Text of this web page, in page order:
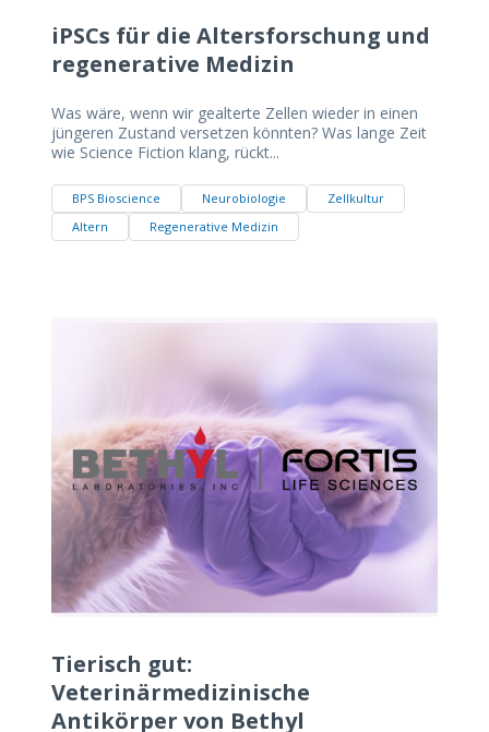
iPSCs für die Altersforschung und
regenerative Medizin
Was wäre, wenn wir gealterte Zellen wieder in einen
jüngeren Zustand versetzen könnten? Was lange Zeit
wie Science Fiction klang, rückt...
BPS Bioscience Neurobiologie
Zellkultur
Altern
Regenerative Medizin
Tierisch gut:
Veterinärmedizinische
Antikörper von Bethyl